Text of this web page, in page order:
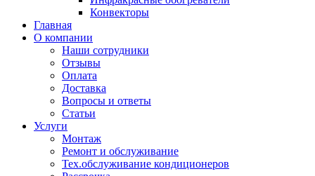
Конвекторы
Главная
О компании
Наши сотрудники
Отзывы
Оплата
Доставка
Вопросы и ответы
Статьи
Услуги
Монтаж
Ремонт и обслуживание
Тех.обслуживание кондиционеров